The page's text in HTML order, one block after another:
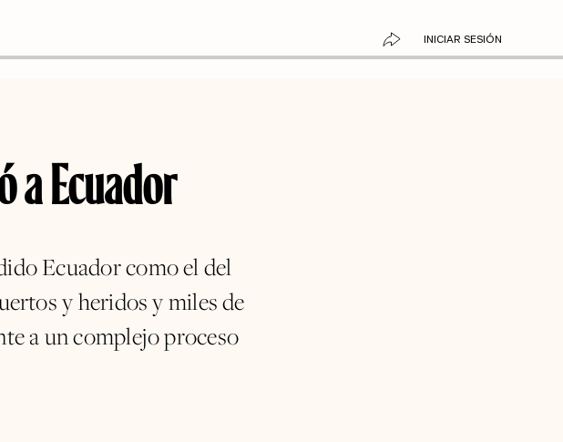
INICIAR SESIÓN
a Ecuador
Ecuador como el del
y heridos y miles de
a un complejo proceso